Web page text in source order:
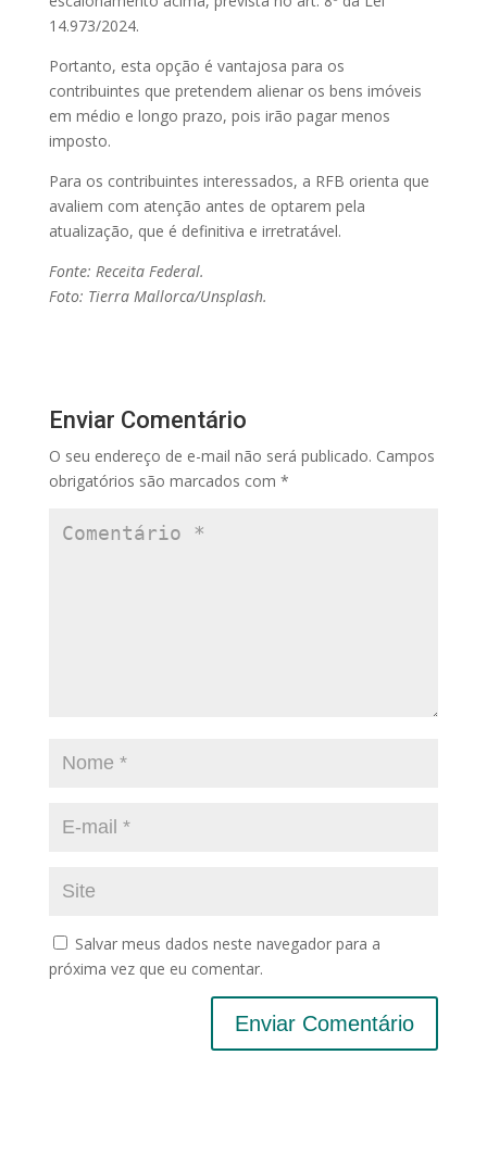
14.973/2024.
Portanto, esta opção é vantajosa para os
contribuintes que pretendem alienar os bens imóveis
em médio e longo prazo, pois irão pagar menos
imposto.
Para os contribuintes interessados, a RFB orienta que
avaliem com atenção antes de optarem pela
atualização, que é definitiva e irretratável.
Fonte: Receita Federal.
Foto: Tierra Mallorca/Unsplash.
Enviar Comentário
O seu endereço de e-mail não será publicado. Campos
obrigatórios são marcados com *
Salvar meus dados neste navegador para a
próxima vez que eu comentar.